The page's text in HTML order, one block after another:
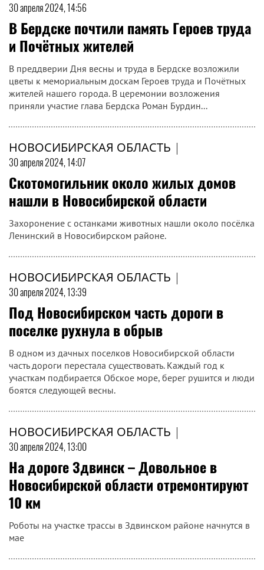
30 апреля 2024, 14:56
В Бердске почтили память Героев труда
и Почётных жителей
В преддверии Дня весны и труда в Бердске возложили
цветы к мемориальным доскам Героев труда и Почётных
жителей нашего города. В церемонии возложения
приняли участие глава Бердска Роман Бурдин...
НОВОСИБИРСКАЯ ОБЛАСТЬ |
30 апреля 2024, 14:07
Скотомогильник около жилых домов
нашли в Новосибирской области
Захоронение с останками животных нашли около посёлка
Ленинский в Новосибирском районе.
НОВОСИБИРСКАЯ ОБЛАСТЬ |
30 апреля 2024, 13:39
Под Новосибирском часть дороги в
поселке рухнула в обрыв
В одном из дачных поселков Новосибирской области
часть дороги перестала существовать. Каждый год к
участкам подбирается Обское море, берег рушится и люди
боятся следующей весны.
НОВОСИБИРСКАЯ ОБЛАСТЬ |
30 апреля 2024, 13:00
На дороге Здвинск – Довольное в
Новосибирской области отремонтируют
10 км
Роботы на участке трассы в Здвинском районе начнутся в
мае